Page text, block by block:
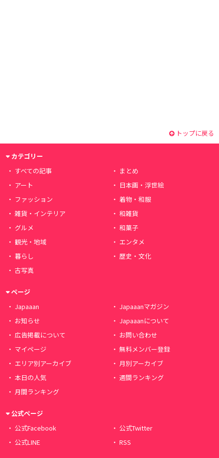
トップに戻る
カテゴリー
すべての記事
まとめ
アート
日本画・浮世絵
ファッション
着物・和服
雑貨・インテリア
和雑貨
グルメ
和菓子
観光・地域
エンタメ
暮らし
歴史・文化
古写真
ページ
Japaaan
Japaaanマガジン
お知らせ
Japaaanについて
広告掲載について
お問い合わせ
マイページ
無料メンバー登録
エリア別アーカイブ
月別アーカイブ
本日の人気
週間ランキング
月間ランキング
公式ページ
公式Facebook
公式Twitter
公式LINE
RSS